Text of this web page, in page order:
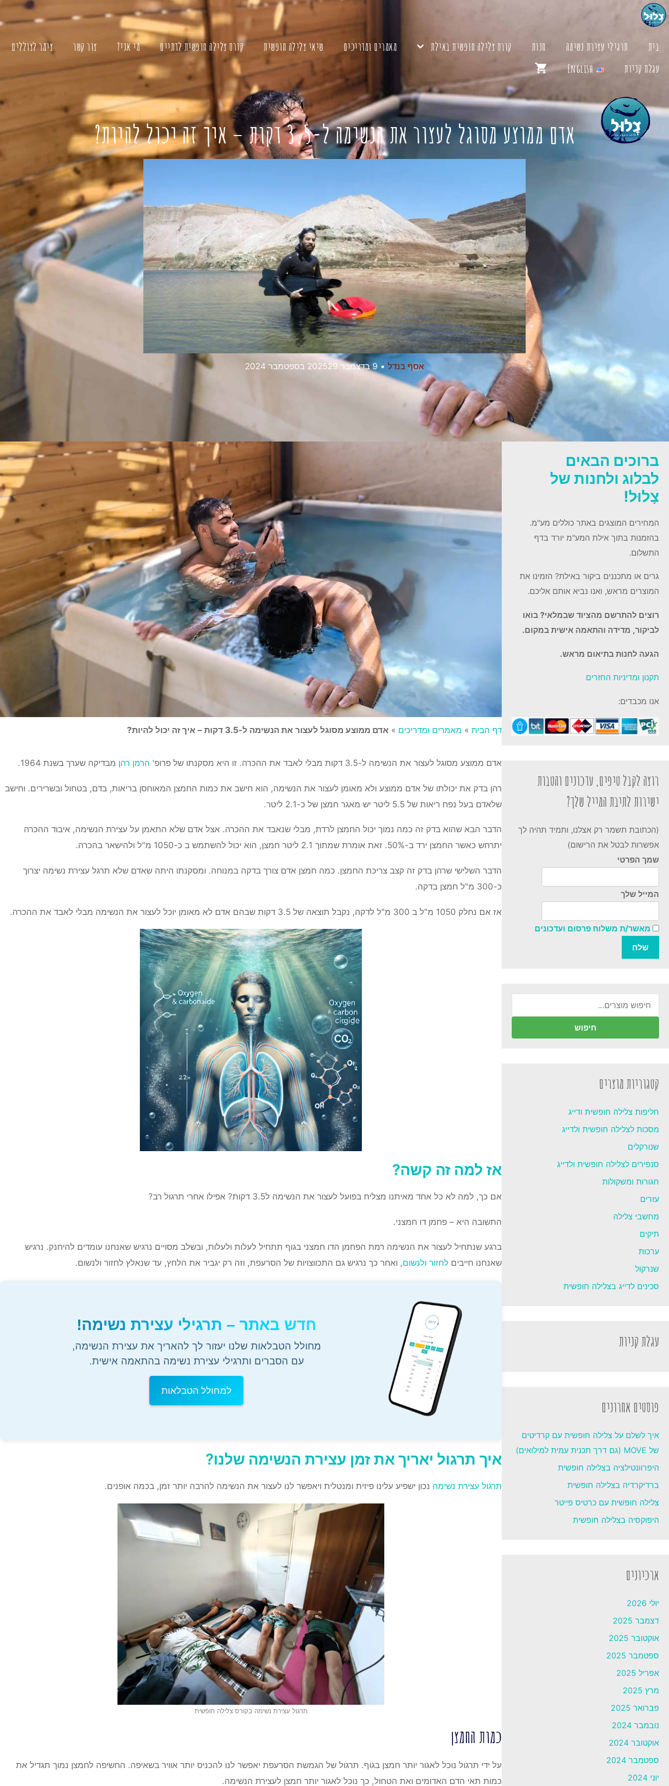
לדלג
לתוכן
בית תרגילי עצירת נשימה חנות קורס צלילה חופשית באילת מאמרים ומדריכים שיאי צלילה חופשית קורס צלילה חופשית לדתיים מי אני? צור קשר
צימר לצוללים
עגלת קניות
English
אדם ממוצע מסוגל לעצור את הנשימה ל-3.5 דקות – איך זה יכול להיות?
אסף בנדל • 9 בדצמבר 2025 29 בספטמבר 2024
דף הבית » מאמרים ומדריכים » אדם ממוצע מסוגל לעצור את הנשימה ל-3.5 דקות – איך זה יכול להיות?
אדם ממוצע מסוגל לעצור את הנשימה ל-3.5 דקות מבלי לאבד את ההכרה. זו היא מסקנתו של פרופ' הרמן רהן מבדיקה שערך בשנת 1964.
רהן בדק את יכולתו של אדם ממוצע ולא מאומן לעצור את הנשימה, הוא חישב את כמות החמצן המאוחסן בריאות, בדם, בטחול ובשרירים. וחישב
שלאדם בעל נפח ריאות של 5.5 ליטר יש מאגר חמצן של כ-2.1 ליטר.
הדבר הבא שהוא בדק זה כמה נמוך יכול החמצן לרדת, מבלי שנאבד את ההכרה. אצל אדם שלא התאמן על עצירת הנשימה, איבוד ההכרה
יתרחש כאשר החמצן ירד ב-50%. זאת אומרת שמתוך 2.1 ליטר חמצן, הוא יכול להשתמש ב כ-1050 מ"ל ולהישאר בהכרה.
הדבר השלישי שרהן בדק זה קצב צריכת החמצן. כמה חמצן אדם צורך בדקה במנוחה. ומסקנתו היתה שאדם שלא תרגל עצירת נשימה יצרוך
כ-300 מ"ל חמצן בדקה.
אז אם נחלק 1050 מ"ל ב 300 מ"ל לדקה, נקבל תוצאה של 3.5 דקות שבהם אדם לא מאומן יוכל לעצור את הנשימה מבלי לאבד את ההכרה.
אז למה זה קשה?
אם כך, למה לא כל אחד מאיתנו מצליח בפועל לעצור את הנשימה ל3.5 דקות? אפילו אחרי תרגול רב?
התשובה היא – פחמן דו חמצני.
ברגע שנתחיל לעצור את הנשימה רמת הפחמן הדו חמצני בגוף תתחיל לעלות ולעלות, ובשלב מסויים נרגיש שאנחנו עומדים להיחנק. נרגיש
שאנחנו חייבים לחזור ולנשום, ואחר כך נרגיש גם התכווצויות של הסרעפת, וזה רק יגביר את הלחץ, עד שנאלץ לחזור ולנשום.
חדש באתר – תרגילי עצירת נשימה!
מחולל הטבלאות שלנו יעזור לך להאריך את עצירת הנשימה,
עם הסברים ותרגילי עצירת נשימה בהתאמה אישית.
למחולל הטבלאות
איך תרגול יאריך את זמן עצירת הנשימה שלנו?
תרגול עצירת נשימה נכון ישפיע עלינו פיזית ומנטלית ויאפשר לנו לעצור את הנשימה להרבה יותר זמן, בכמה אופנים.
תרגול עצירת נשימה בקורס צלילה חופשית
כמות החמצן
על ידי תרגול נוכל לאגור יותר חמצן בגוף. תרגול של הגמשת הסרעפת יאפשר לנו להכניס יותר אוויר בשאיפה. החשיפה לחמצן נמוך תגדיל את
כמות תאי הדם האדומים ואת הטחול, כך נוכל לאגור יותר חמצן לעצירת הנשימה.
ברוכים הבאים
לבלוג ולחנות של
צָלוּל!
המחירים המוצגים באתר כוללים מע"מ.
בהזמנות בתוך אילת המע"מ יורד בדף
התשלום.
גרים או מתכננים ביקור באילת? הזמינו את
המוצרים מראש, ואנו נביא אותם אליכם.
רוצים להתרשם מהציוד שבמלאי? בואו
לביקור, מדידה והתאמה אישית במקום.
הגעה לחנות בתיאום מראש.
תקנון ומדיניות החזרים
אנו מכבדים:
רוצה לקבל טיפים, עדכונים והטבות
ישירות לתיבת המייל שלך?
(הכתובת תשמר רק אצלנו, ותמיד תהיה לך
אפשרות לבטל את הרישום)
שמך הפרטי
המייל שלך
מאשר/ת משלוח פרסום ועדכונים
עבור:
חיפוש
קטגוריות מוצרים
חליפות צלילה חופשית ודייג
מסכות לצלילה חופשית ולדייג
שנורקלים
סנפירים לצלילה חופשית ולדייג
חגורות ומשקולות
עזרים
מחשבי צלילה
תיקים
ערכות
שנרקול
סכינים לדייג בצלילה חופשית
עגלת קניות
פוסטים אחרונים
איך לשלם על צלילה חופשית עם קרדיטים
של MOVE (גם דרך תכנית עמית למילואים)
היפרוונטילציה בצלילה חופשית
ברדיקרדיה בצלילה חופשית
צלילה חופשית עם כרטיס פייטר
היפוקסיה בצלילה חופשית
ארכיונים
יולי 2026
דצמבר 2025
אוקטובר 2025
ספטמבר 2025
אפריל 2025
מרץ 2025
פברואר 2025
נובמבר 2024
אוקטובר 2024
ספטמבר 2024
יוני 2024